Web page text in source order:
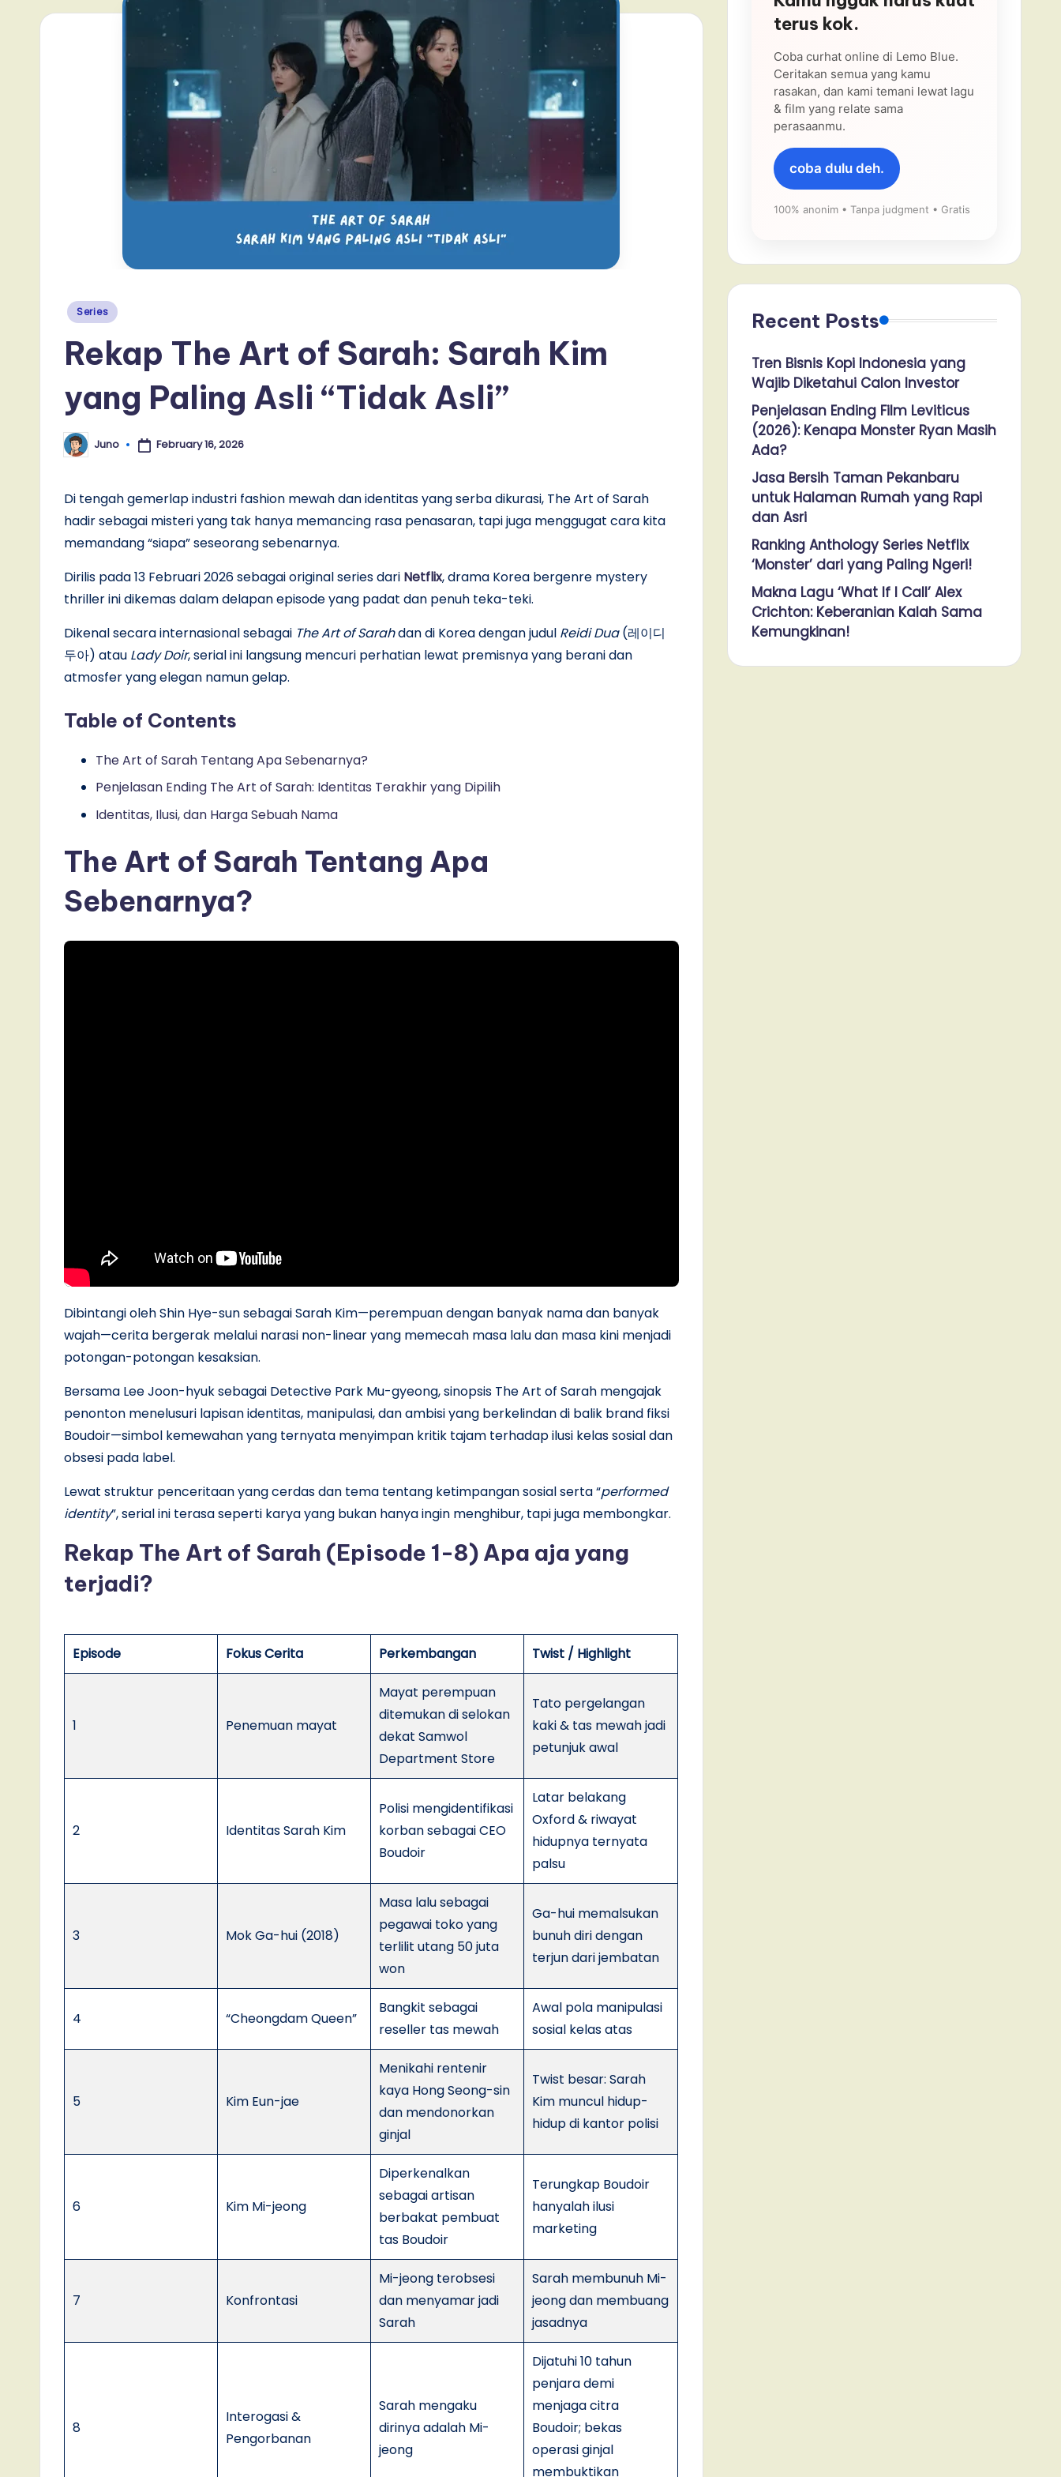
Posted
Series
Rekap The Art of Sarah: Sarah Kim
yang Paling Asli “Tidak Asli”
Posted
by
Juno February 16, 2026
Di tengah gemerlap industri fashion mewah dan identitas yang serba dikurasi, The Art of Sarah
hadir sebagai misteri yang tak hanya memancing rasa penasaran, tapi juga menggugat cara kita
memandang “siapa” seseorang sebenarnya.
Dirilis pada 13 Februari 2026 sebagai original series dari Netflix, drama Korea bergenre mystery
thriller ini dikemas dalam delapan episode yang padat dan penuh teka-teki.
Dikenal secara internasional sebagai The Art of Sarahdan di Korea dengan judul Reidi Dua(레이디
두아) atau Lady Doir, serial ini langsung mencuri perhatian lewat premisnya yang berani dan
atmosfer yang elegan namun gelap.
Table of Contents
The Art of Sarah Tentang Apa Sebenarnya?
Penjelasan Ending The Art of Sarah: Identitas Terakhir yang Dipilih
Identitas, Ilusi, dan Harga Sebuah Nama
The Art of Sarah Tentang Apa
Sebenarnya?
Dibintangi oleh Shin Hye-sun sebagai Sarah Kim—perempuan dengan banyak nama dan banyak
wajah—cerita bergerak melalui narasi non-linear yang memecah masa lalu dan masa kini menjadi
potongan-potongan kesaksian.
Bersama Lee Joon-hyuk sebagai Detective Park Mu-gyeong, sinopsis The Art of Sarah mengajak
penonton menelusuri lapisan identitas, manipulasi, dan ambisi yang berkelindan di balik brand fiksi
Boudoir—simbol kemewahan yang ternyata menyimpan kritik tajam terhadap ilusi kelas sosial dan
obsesi pada label.
Lewat struktur penceritaan yang cerdas dan tema tentang ketimpangan sosial serta “performed
identity”, serial ini terasa seperti karya yang bukan hanya ingin menghibur, tapi juga membongkar.
Rekap The Art of Sarah (Episode 1-8) Apa aja yang
terjadi?
Episode Fokus Cerita Perkembangan Twist / Highlight
1 Penemuan mayat
Mayat perempuan
ditemukan di selokan
dekat Samwol
Department Store
Tato pergelangan
kaki & tas mewah jadi
petunjuk awal
2 Identitas Sarah Kim
Polisi mengidentifikasi
korban sebagai CEO
Boudoir
Latar belakang
Oxford & riwayat
hidupnya ternyata
palsu
3 Mok Ga-hui (2018)
Masa lalu sebagai
pegawai toko yang
terlilit utang 50 juta
won
Ga-hui memalsukan
bunuh diri dengan
terjun dari jembatan
4 “Cheongdam Queen”
Bangkit sebagai
reseller tas mewah
Awal pola manipulasi
sosial kelas atas
5 Kim Eun-jae
Menikahi rentenir
kaya Hong Seong-sin
dan mendonorkan
ginjal
Twist besar: Sarah
Kim muncul hidup-
hidup di kantor polisi
6 Kim Mi-jeong
Diperkenalkan
sebagai artisan
berbakat pembuat
tas Boudoir
Terungkap Boudoir
hanyalah ilusi
marketing
7 Konfrontasi
Mi-jeong terobsesi
dan menyamar jadi
Sarah
Sarah membunuh Mi-
jeong dan membuang
jasadnya
8
Interogasi &
Pengorbanan
Sarah mengaku
dirinya adalah Mi-
jeong
Dijatuhi 10 tahun
penjara demi
menjaga citra
Boudoir; bekas
operasi ginjal
membuktikan
terus kok.
Coba curhat online di Lemo Blue.
Ceritakan semua yang kamu
rasakan, dan kami temani lewat lagu
& film yang relate sama
perasaanmu.
coba dulu deh.
100% anonim • Tanpa judgment • Gratis
Recent Posts
Tren Bisnis Kopi Indonesia yang
Wajib Diketahui Calon Investor
Penjelasan Ending Film Leviticus
(2026): Kenapa Monster Ryan Masih
Ada?
Jasa Bersih Taman Pekanbaru
untuk Halaman Rumah yang Rapi
dan Asri
Ranking Anthology Series Netflix
‘Monster’ dari yang Paling Ngeri!
Makna Lagu ‘What If I Call’ Alex
Crichton: Keberanian Kalah Sama
Kemungkinan!